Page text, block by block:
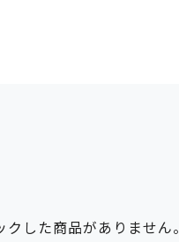
した商品がありません。